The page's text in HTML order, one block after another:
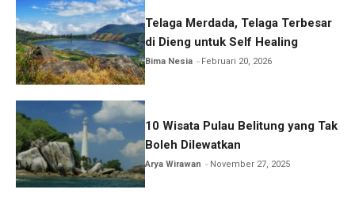
Telaga Merdada, Telaga Terbesar
di Dieng untuk Self Healing
Bima Nesia Februari 20, 2026
10 Wisata Pulau Belitung yang Tak
Boleh Dilewatkan
Arya Wirawan November 27, 2025